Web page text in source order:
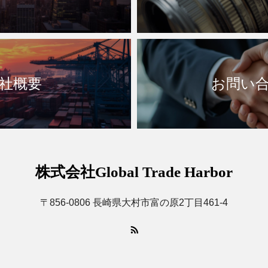
概要 お問い
株式会社Global Trade Harbor
〒856-0806 長崎県大村市富の原2丁目461-4